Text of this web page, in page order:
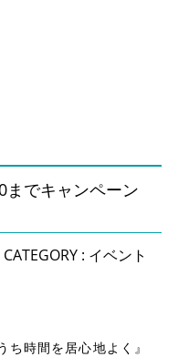
でキャンペーン
CATEGORY : イベント
時間を居心地よく』